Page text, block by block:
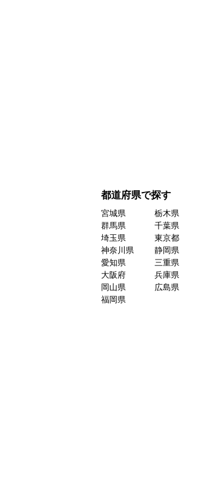
都道府県で探す
宮城県
栃木県
群馬県
千葉県
埼玉県
東京都
神奈川県
静岡県
愛知県
三重県
大阪府
兵庫県
岡山県
広島県
福岡県